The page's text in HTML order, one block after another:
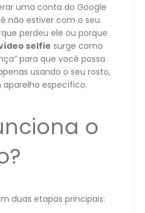
uma conta do Google
não estiver com o seu
perdeu ele ou porque
selfie surge como
para que você possa
usando o seu rosto,
específico.
o
duas etapas principais: